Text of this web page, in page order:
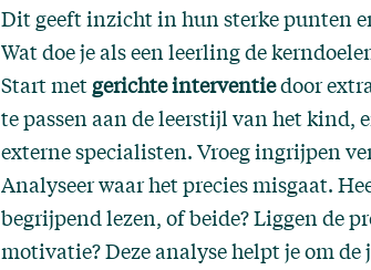
Dit geeft inzicht in hun sterke punten
Wat doe je als een leerling de
Start met gerichte interventiedoor
te passen aan de leerstijl van het kind,
externe specialisten. Vroeg ingrijpen
Analyseer waar het precies misgaat.
begrijpend lezen, of beide? Liggen de
motivatie? Deze analyse helpt je om